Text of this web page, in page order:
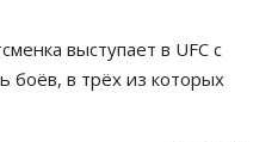
выступает в UFC с
боёв, в трёх из которых